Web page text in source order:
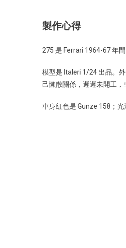
製作心得
275 是 Ferrari 1964-67 年
模型是 Italeri 1/24 出品。
己懶散關係，遲遲未開工，
車身紅色是 Gunze 158；